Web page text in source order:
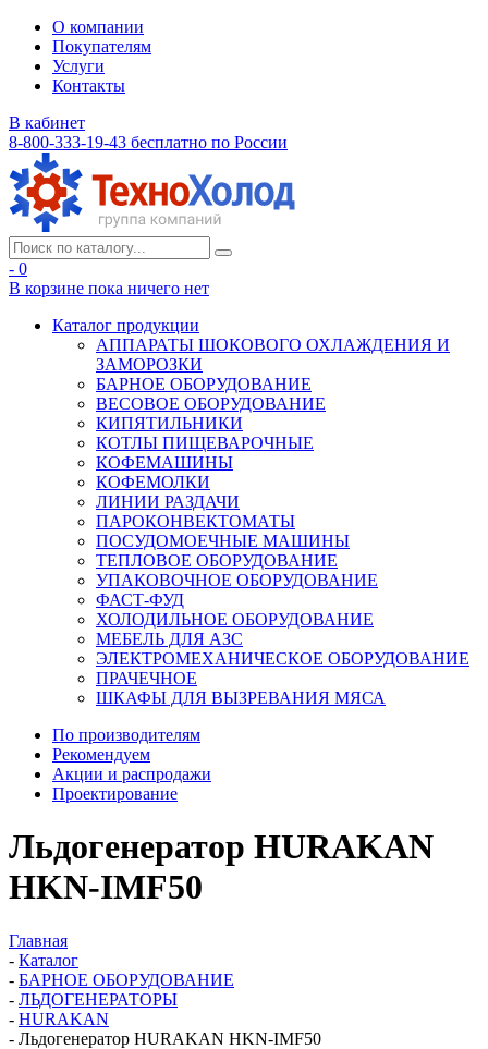
О компании
Покупателям
Услуги
Контакты
В кабинет
8-800-333-19-43 бесплатно по России
- 0
В корзине пока ничего нет
Каталог продукции
АППАРАТЫ ШОКОВОГО ОХЛАЖДЕНИЯ И
ЗАМОРОЗКИ
БАРНОЕ ОБОРУДОВАНИЕ
ВЕСОВОЕ ОБОРУДОВАНИЕ
КИПЯТИЛЬНИКИ
КОТЛЫ ПИЩЕВАРОЧНЫЕ
КОФЕМАШИНЫ
КОФЕМОЛКИ
ЛИНИИ РАЗДАЧИ
ПАРОКОНВЕКТОМАТЫ
ПОСУДОМОЕЧНЫЕ МАШИНЫ
ТЕПЛОВОЕ ОБОРУДОВАНИЕ
УПАКОВОЧНОЕ ОБОРУДОВАНИЕ
ФАСТ-ФУД
ХОЛОДИЛЬНОЕ ОБОРУДОВАНИЕ
МЕБЕЛЬ ДЛЯ АЗС
ЭЛЕКТРОМЕХАНИЧЕСКОЕ ОБОРУДОВАНИЕ
ПРАЧЕЧНОЕ
ШКАФЫ ДЛЯ ВЫЗРЕВАНИЯ МЯСА
По производителям
Рекомендуем
Акции и распродажи
Проектирование
Льдогенератор HURAKAN
HKN-IMF50
Главная
- Каталог
- БАРНОЕ ОБОРУДОВАНИЕ
- ЛЬДОГЕНЕРАТОРЫ
- HURAKAN
- Льдогенератор HURAKAN HKN-IMF50